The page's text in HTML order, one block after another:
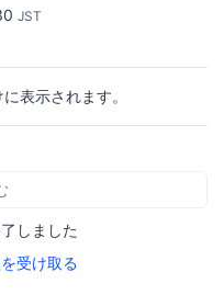
JST
表示されます。
しました
受け取る